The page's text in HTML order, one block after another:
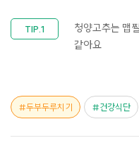
청양고추는 맵
같아요
두부두루치기 건강식단